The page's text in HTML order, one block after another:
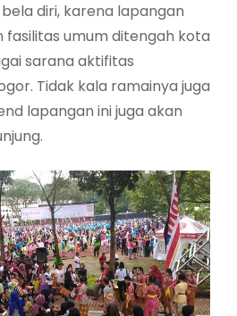
diri, karena lapangan
umum ditengah kota
sarana aktifitas
Tidak kala ramainya juga
lapangan ini juga akan